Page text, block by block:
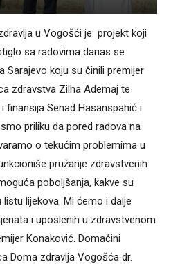
u Vogošći je projekt koji
sa radovima danas se
Sarajevo koju su činili premijer
zdravstva Zilha Ademaj te
finansija Senad Hasanspahić i
priliku da pored radova na
o tekućim problemima u
pružanje zdravstvenih
poboljšanja, kakve su
lijekova. Mi ćemo i dalje
i uposlenih u zdravstvenom
Konaković. Domaćini
Doma zdravlja Vogošća dr.